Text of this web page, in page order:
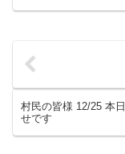
村民の皆様 12/25 本
せです